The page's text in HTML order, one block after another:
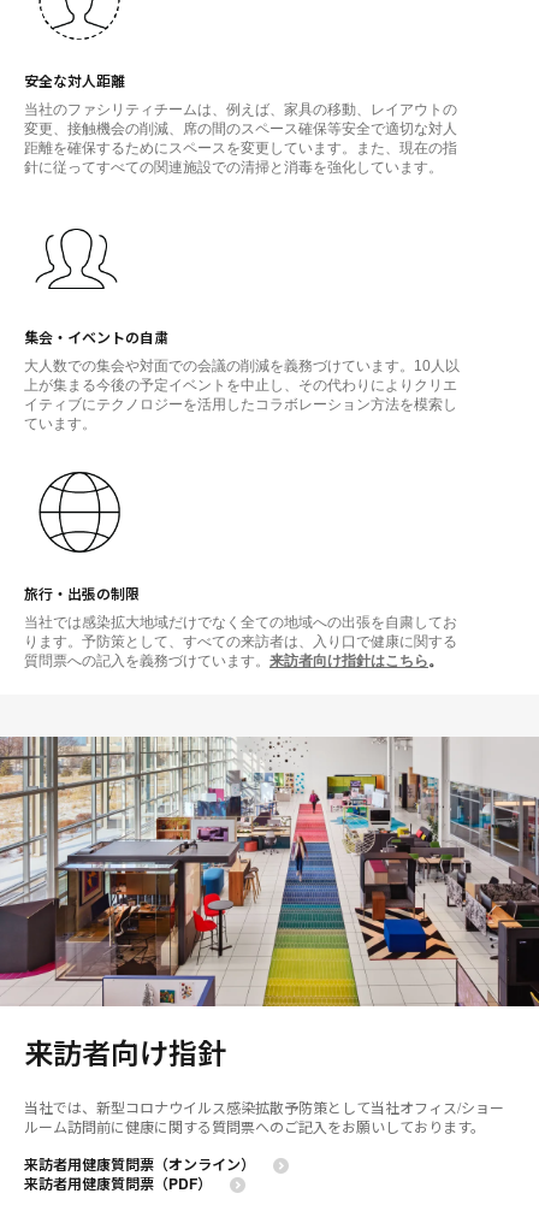
安全な対人距離
当社のファシリティチームは、例えば、家具の移動、レイアウトの
変更、接触機会の削減、席の間のスペース確保等安全で適切な対人
距離を確保するためにスペースを変更しています。また、現在の指
針に従ってすべての関連施設での清掃と消毒を強化しています。
集会・イベントの自粛
大人数での集会や対面での会議の削減を義務づけています。10人以
上が集まる今後の予定イベントを中止し、その代わりによりクリエ
イティブにテクノロジーを活用したコラボレーション方法を模索し
ています。
旅行・出張の制限
当社では感染拡大地域だけでなく全ての地域への出張を自粛してお
ります。予防策として、すべての来訪者は、入り口で健康に関する
質問票への記入を義務づけています。 来訪者向け指針はこちら。
来訪者向け指針
当社では、新型コロナウイルス感染拡散予防策として当社オフィス/ショー
ルーム訪問前に健康に関する質問票へのご記入をお願いしております。
来訪者用健康質問票（オンライン）
来訪者用健康質問票（PDF）